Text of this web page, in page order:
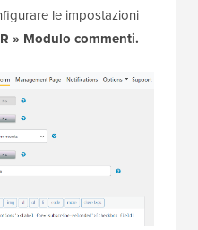
le impostazioni
» Modulo commenti.